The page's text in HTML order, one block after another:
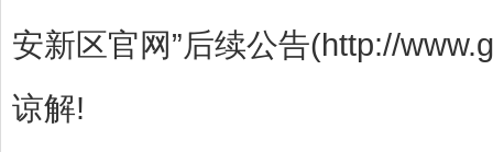
安新区官网”后续公告(http://
谅解!